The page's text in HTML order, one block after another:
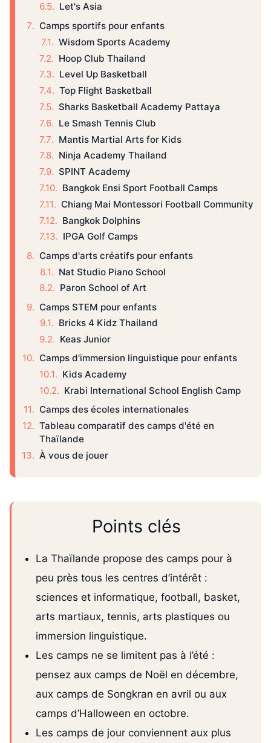
Let's Asia
Camps sportifs pour enfants
Wisdom Sports Academy
Hoop Club Thailand
Level Up Basketball
Top Flight Basketball
Sharks Basketball Academy Pattaya
Le Smash Tennis Club
Mantis Martial Arts for Kids
Ninja Academy Thailand
SPINT Academy
Bangkok Ensi Sport Football Camps
Chiang Mai Montessori Football Community
Bangkok Dolphins
IPGA Golf Camps
Camps d'arts créatifs pour enfants
Nat Studio Piano School
Paron School of Art
Camps STEM pour enfants
Bricks 4 Kidz Thailand
Keas Junior
Camps d'immersion linguistique pour enfants
Kids Academy
Krabi International School English Camp
Camps des écoles internationales
Tableau comparatif des camps d'été en
Thaïlande
À vous de jouer
Points clés
La Thaïlande propose des camps pour à
peu près tous les centres d’intérêt :
sciences et informatique, football, basket,
arts martiaux, tennis, arts plastiques ou
immersion linguistique.
Les camps ne se limitent pas à l’été :
pensez aux camps de Noël en décembre,
aux camps de Songkran en avril ou aux
camps d’Halloween en octobre.
Les camps de jour conviennent aux plus